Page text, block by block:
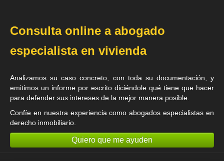
Consulta online a abogado
especialista en vivienda
Analizamos su caso concreto, con toda su documentación, y
emitimos un informe por escrito diciéndole qué tiene que hacer
para defender sus intereses de la mejor manera posible.
Confíe en nuestra experiencia comoabogados especialistas en
derecho inmobiliario
Quiero que me ayuden